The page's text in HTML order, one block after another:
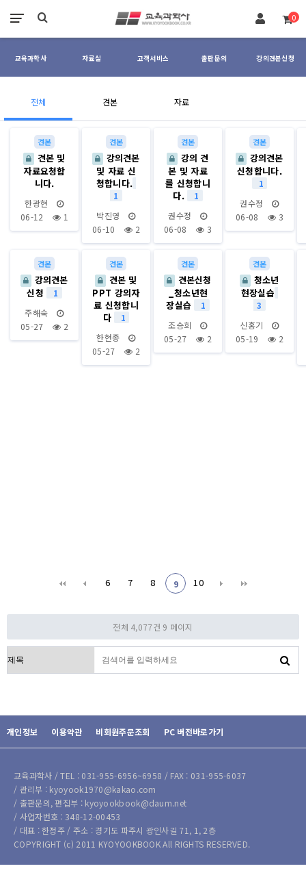
0
교육과학사 자료실 고객서비스 출판문의 강의견본신청
전체 견본 자료
견본
견본 및
자료요청합
니다.
한광현
06-12
1
견본
강의견본
및 자료 신
청합니다.
1
박진영
06-10
2
견본
강의 견
본 및 자료
를 신청합니
다.
1
권수정
06-08
3
견본
강의견본
신청합니다.
1
권수정
06-08
3
견본
강의견본
신청
1
주해숙
05-27
2
견본
견본 및
PPT 강의자
료 신청합니
다
1
한현종
05-27
2
견본
견본신청
_청소년현
장실습
1
조승희
05-27
2
견본
청소년
현장실습
3
신홍기
05-19
2
6 7 8 9 10
전체 4,077건 9 페이지
개인정보 이용약관 비회원주문조회 PC 버전바로가기
교육과학사 / TEL : 031-955-6956~6958 / FAX : 031-955-6037
/ 관리부 : kyoyook1970@kakao.com
/ 출판문의, 편집부 : kyoyookbook@daum.net
/ 사업자번호 : 348-12-00453
/ 대표 : 한정주 / 주소 : 경기도 파주시 광인사길 71, 1, 2층
COPYRIGHT (c) 2011 KYOYOOKBOOK All RIGHTS RESERVED.